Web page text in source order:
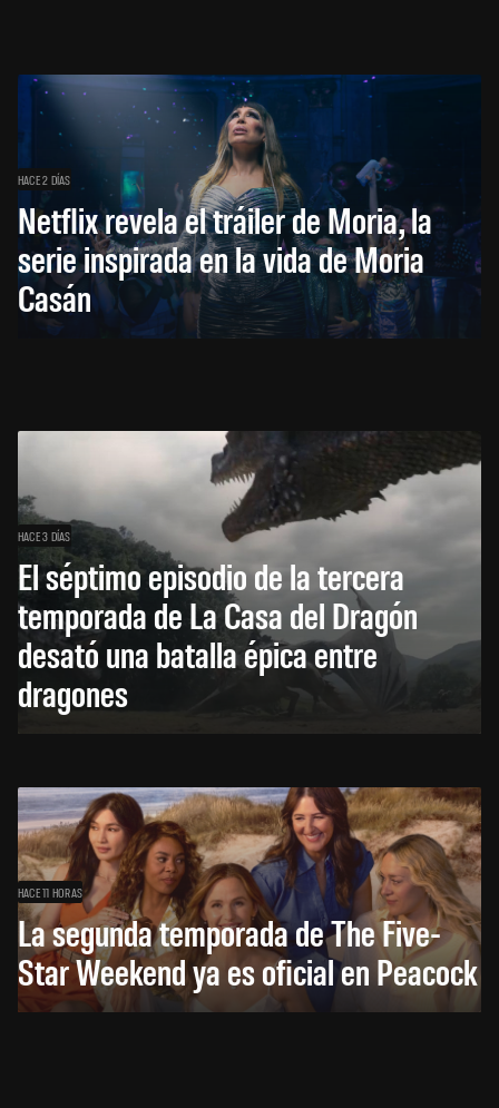
HACE 2 DÍAS
Netflix revela el tráiler de Moria, la
serie inspirada en la vida de Moria
Casán
HACE 3 DÍAS
El séptimo episodio de la tercera
temporada de La Casa del Dragón
desató una batalla épica entre
dragones
HACE 11 HORAS
La segunda temporada de The Five-
Star Weekend ya es oficial en Peacock